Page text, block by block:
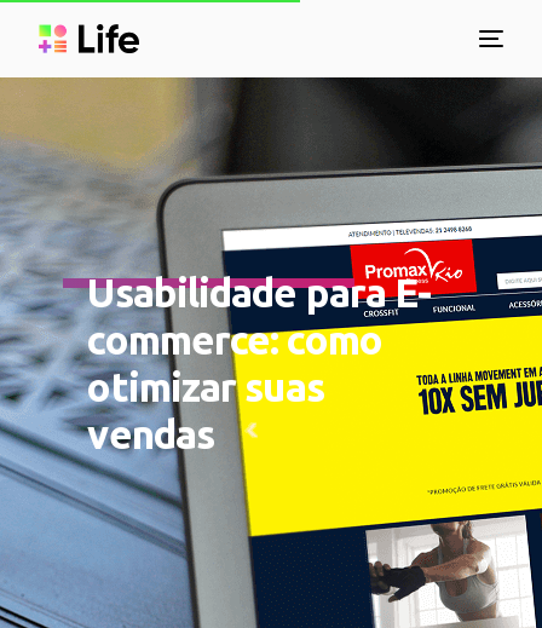
Usabilidade para E-
commerce: como
otimizar suas
vendas